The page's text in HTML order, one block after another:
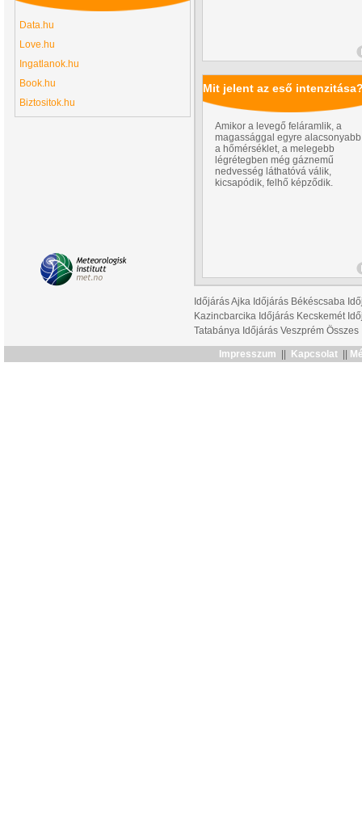
Mit jelent az eső
Amikor a levegő feláramlik, a
magassággal egyre alacsonyabb
a hőmérséklet, a melegebb
légrétegben még gáznemű
nedvesség láthatóvá válik,
kicsapódik, felhő képződik.
Időjárás Ajka Időjárás Békéscsaba
Kazincbarcika Időjárás Kecskemét
Tatabánya Időjárás Veszprém Összes
Data.hu
Love.hu
Ingatlanok.hu
Book.hu
Biztositok.hu
Impresszum Kapcsolat